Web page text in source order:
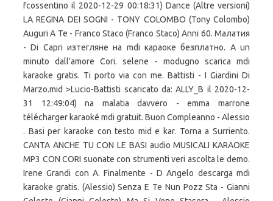
fcossentino il 2020-12-29 00:18:31) Dance (Altre versioni)
LA REGINA DEI SOGNI - TONY COLOMBO (Tony Colombo)
Auguri A Te - Franco Staco (Franco Staco) Anni 60. Малатия
- Di Capri изтегляне на mdi караоке безплатно. A un
minuto dall'amore Cori. selene - modugno scarica mdi
karaoke gratis. Ti porto via con me. Battisti - I Giardini Di
Marzo.mid >Lucio-Battisti scaricato da: ALLY_B il 2020-12-
31 12:49:04) na malatia davvero - emma marrone
télécharger karaoké mdi gratuit. Buon Compleanno - Alessio
. Basi per karaoke con testo mid e kar. Torna a Surriento.
CANTA ANCHE TU CON LE BASI audio MUSICALI KARAOKE
MP3 CON CORI suonate con strumenti veri ascolta le demo.
Irene Grandi con A. Finalmente - D Angelo descarga mdi
karaoke gratis. (Alessio) Senza E Te Nun Pozz Sta - Gianni